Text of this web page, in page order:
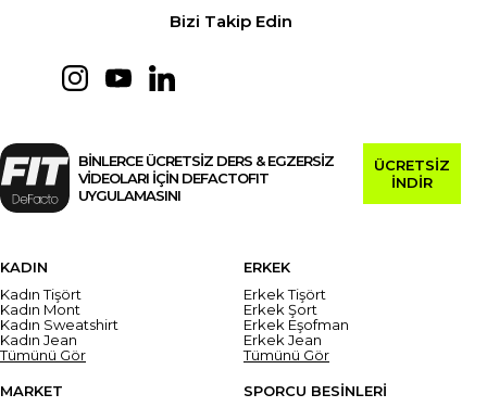
Bizi Takip Edin
BİNLERCE ÜCRETSİZ DERS & EGZERSİZ
VİDEOLARI İÇİN DEFACTOFIT
UYGULAMASINI
ÜCRETSİZ
İNDİR
KADIN
Kadın Tişört
Kadın Mont
Kadın Sweatshirt
Kadın Jean
Tümünü Gör
ERKEK
Erkek Tişört
Erkek Şort
Erkek Eşofman
Erkek Jean
Tümünü Gör
MARKET
SPORCU BESİNLERİ